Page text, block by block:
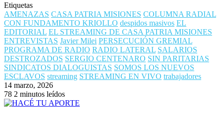
Etiquetas
AMENAZAS CASA PATRIA MISIONES COLUMNA RADIAL
CON FUNDAMENTO KRIOLLO despidos masivos EL
EDITORIAL EL STREAMING DE CASA PATRIA MISIONES
ENTREVISTAS Javier Milei PERSECUCIÓN GREMIAL
PROGRAMA DE RADIO RADIO LATERAL SALARIOS
DESTROZADOS SERGIO CENTENARO SIN PARITARIAS
SINDICATOS DIALOGUISTAS SOMOS LOS NUEVOS
ESCLAVOS streaming STREAMING EN VIVO trabajadores
14 marzo, 2026
78 2 minutos leídos